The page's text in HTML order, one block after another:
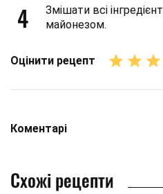
4
Змішати всі
майонезом.
Оцінити рецепт
Коментарі
Схожі рецепти